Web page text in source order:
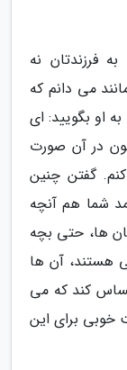
فرزندتان نه
می دانم که
او بگویید: ای
در آن صورت
گفتن چنین
شما هم آنچه
ها، حتی بچه
هستند، آن ها
کند که می
برای این